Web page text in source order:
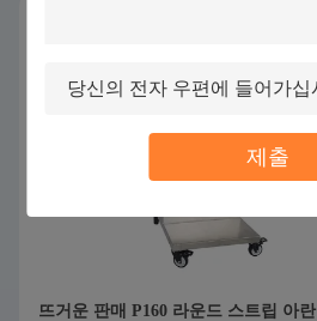
제출
뜨거운 판매 P160 라운드 스트립 아란